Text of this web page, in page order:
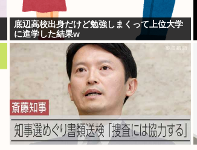
底辺高校出身だけど勉強しまくって上位大学
に進学した結果w